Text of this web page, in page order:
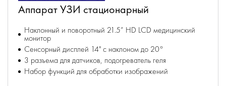
Аппарат УЗИ стационарный
Наклонный и поворотный 21.5” HD LCD медицинский
монитор
Сенсорный дисплей 14" с наклоном до 20°
3 разъема для датчиков, подогреватель геля
Набор функций для обработки изображений